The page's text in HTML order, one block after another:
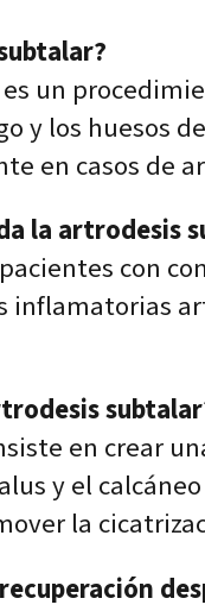
un
y los huesos
en casos de
la artrodesis
con
inflamatorias
en crear
y el
la